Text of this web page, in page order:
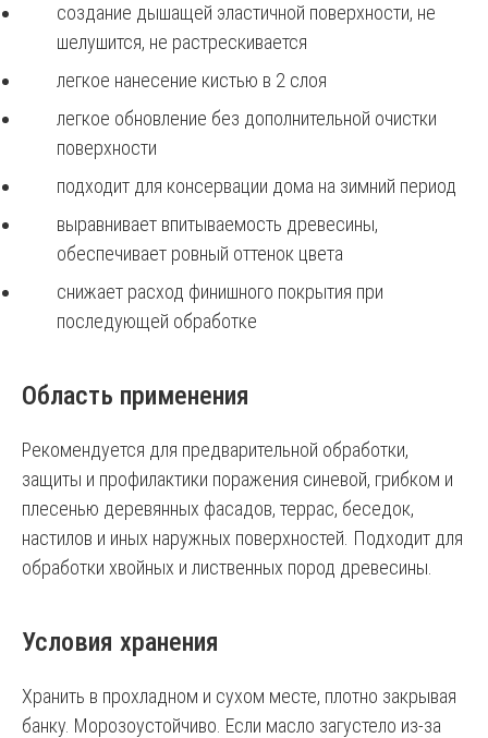
создание дышащей эластичной поверхности, не
шелушится, не растрескивается
легкое нанесение кистью в 2 слоя
легкое обновление без дополнительной очистки
поверхности
подходит для консервации дома на зимний период
выравнивает впитываемость древесины,
обеспечивает ровный оттенок цвета
снижает расход финишного покрытия при
последующей обработке
Область применения
Рекомендуется для предварительной обработки,
защиты и профилактики поражения синевой, грибком и
плесенью деревянных фасадов, террас, беседок,
настилов и иных наружных поверхностей. Подходит для
обработки хвойных и лиственных пород древесины.
Условия хранения
Хранить в прохладном и сухом месте, плотно закрывая
банку. Морозоустойчиво. Если масло загустело из-за